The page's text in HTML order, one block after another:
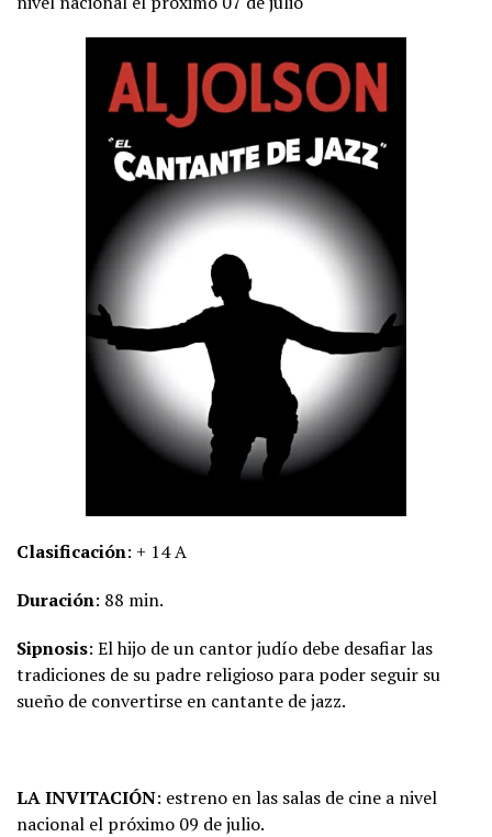
Clasificación: + 14 A
Duración: 88 min.
Sipnosis: El hijo de un cantor judío debe desafiar las
tradiciones de su padre religioso para poder seguir su
sueño de convertirse en cantante de jazz.
LA INVITACIÓN: estreno en las salas de cine a nivel
nacional el próximo 09 de julio.